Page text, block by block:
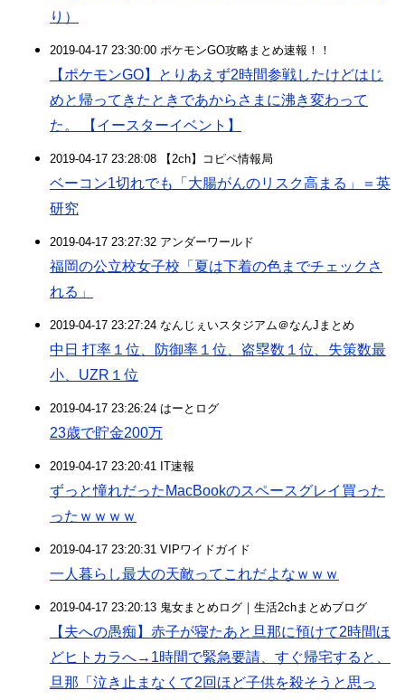
り）
2019-04-17 23:30:00 ポケモンGO攻略まとめ速報！！
【ポケモンGO】とりあえず2時間参戦したけどはじ
めと帰ってきたときであからさまに沸き変わって
た。 【イースターイベント】
2019-04-17 23:28:08 【2ch】コピペ情報局
ベーコン1切れでも「大腸がんのリスク高まる」＝英
研究
2019-04-17 23:27:32 アンダーワールド
福岡の公立校女子校「夏は下着の色までチェックさ
れる」
2019-04-17 23:27:24 なんじぇいスタジアム＠なんJまとめ
中日 打率１位、防御率１位、盗塁数１位、失策数最
小、UZR１位
2019-04-17 23:26:24 はーとログ
23歳で貯金200万
2019-04-17 23:20:41 IT速報
ずっと憧れだったMacBookのスペースグレイ買った
ったｗｗｗｗ
2019-04-17 23:20:31 VIPワイドガイド
一人暮らし最大の天敵ってこれだよなｗｗｗ
2019-04-17 23:20:13 鬼女まとめログ｜生活2chまとめブログ
【夫への愚痴】赤子が寝たあと旦那に預けて2時間ほ
どヒトカラへ→1時間で緊急要請、すぐ帰宅すると、
旦那「泣き止まなくて2回ほど子供を殺そうと思っ